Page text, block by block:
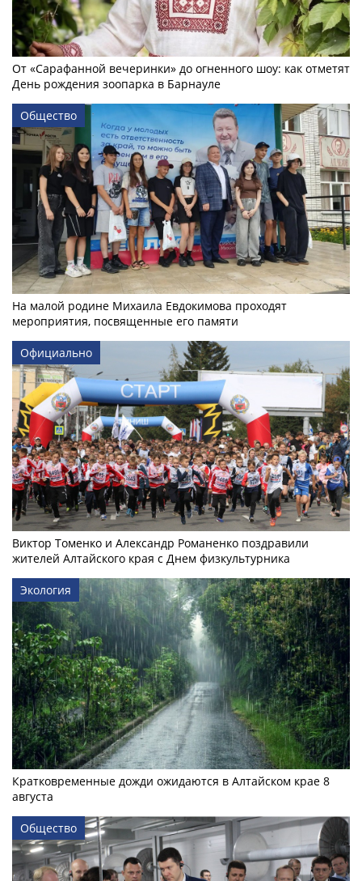
От «Сарафанной вечеринки» до огненного шоу: как отметят
День рождения зоопарка в Барнауле
Общество
На малой родине Михаила Евдокимова проходят
мероприятия, посвященные его памяти
Официально
Виктор Томенко и Александр Романенко поздравили
жителей Алтайского края с Днем физкультурника
Экология
Кратковременные дожди ожидаются в Алтайском крае 8
августа
Общество